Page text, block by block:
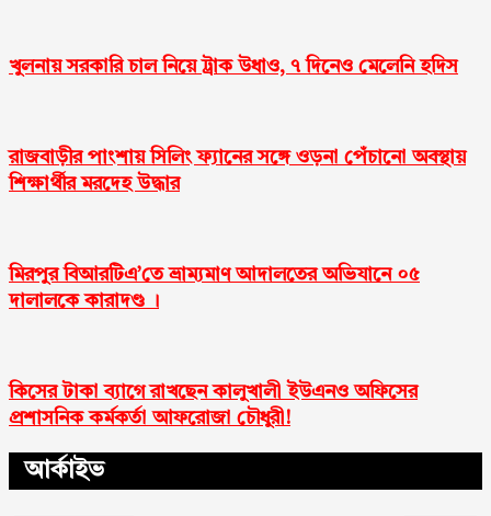
খুলনায় সরকা‌রি চাল নিয়ে ট্রাক উধাও, ৭ দিনেও মেলে‌নি হ‌দিস
রাজবাড়ীর পাংশায় সিলিং ফ্যানের সঙ্গে ওড়না পেঁচানো অবস্থায়
শিক্ষার্থীর মরদেহ উদ্ধার
মিরপুর বিআরটিএ’তে ভ্রাম্যমাণ আদালতের অভিযানে ০৫
দালালকে কারাদণ্ড ।
কিসের টাকা ব্যাগে রাখছেন কালুখালী ইউএনও অফিসের
প্রশাসনিক কর্মকর্তা আফরোজা চৌধুরী!
আর্কাইভ